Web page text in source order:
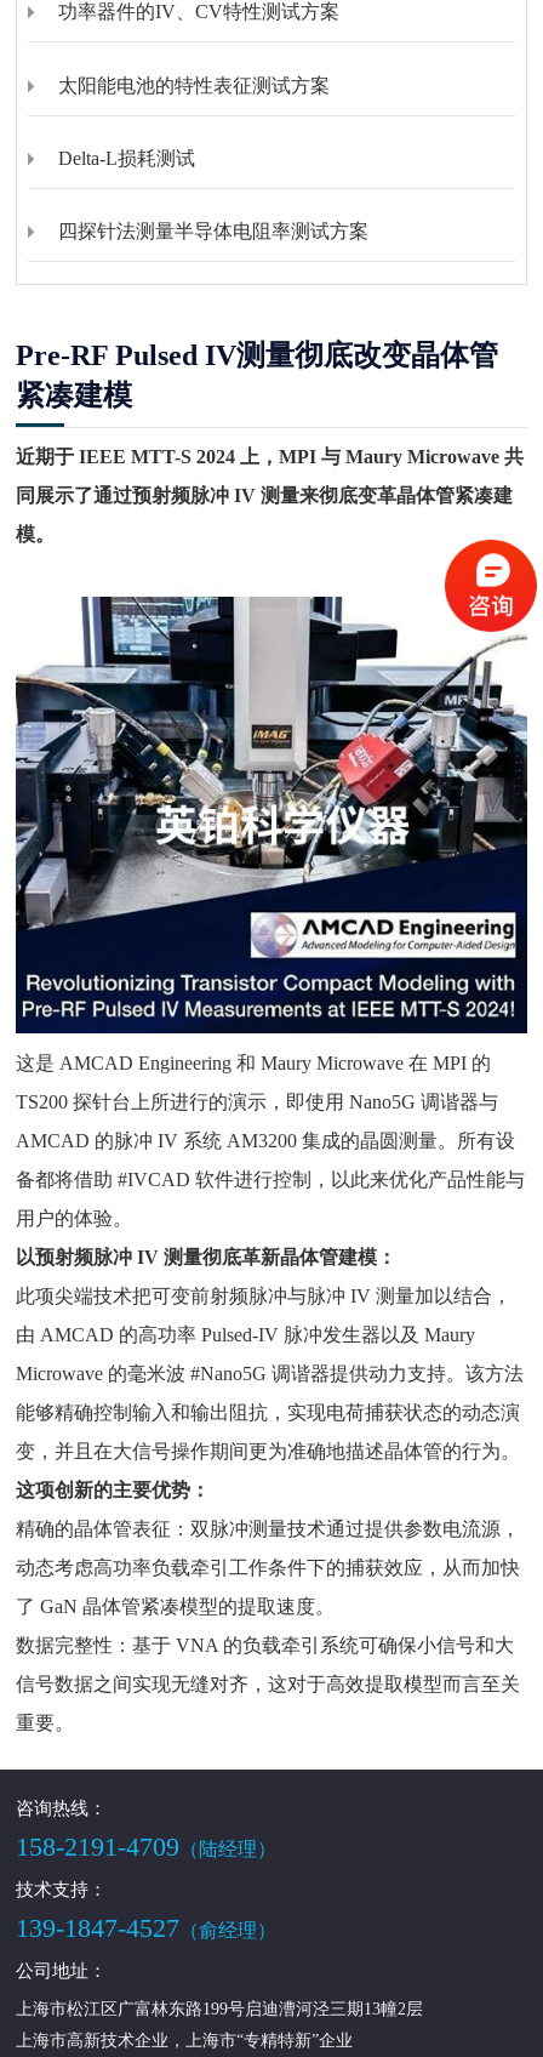
功率器件的IV、CV特性测试方案
太阳能电池的特性表征测试方案
Delta-L损耗测试
四探针法测量半导体电阻率测试方案
Pre-RF Pulsed IV测量彻底改变晶体管
紧凑建模
近期于 IEEE MTT-S 2024 上，MPI 与 Maury Microwave 共
同展示了通过预射频脉冲 IV 测量来彻底变革晶体管紧凑建
模。
这是 AMCAD Engineering 和 Maury Microwave 在 MPI 的
TS200 探针台上所进行的演示，即使用 Nano5G 调谐器与
AMCAD 的脉冲 IV 系统 AM3200 集成的晶圆测量。所有设
备都将借助 #IVCAD 软件进行控制，以此来优化产品性能与
用户的体验。
以预射频脉冲 IV 测量彻底革新晶体管建模：
此项尖端技术把可变前射频脉冲与脉冲 IV 测量加以结合，
由 AMCAD 的高功率 Pulsed-IV 脉冲发生器以及 Maury
Microwave 的毫米波 #Nano5G 调谐器提供动力支持。该方法
能够精确控制输入和输出阻抗，实现电荷捕获状态的动态演
变，并且在大信号操作期间更为准确地描述晶体管的行为。
这项创新的主要优势：
精确的晶体管表征：双脉冲测量技术通过提供参数电流源，
动态考虑高功率负载牵引工作条件下的捕获效应，从而加快
了 GaN 晶体管紧凑模型的提取速度。
数据完整性：基于 VNA 的负载牵引系统可确保小信号和大
信号数据之间实现无缝对齐，这对于高效提取模型而言至关
重要。
咨询热线：
158-2191-4709 （陆经理）
技术支持：
139-1847-4527 （俞经理）
公司地址：
上海市松江区广富林东路199号启迪漕河泾三期13幢2层
上海市高新技术企业，上海市“专精特新”企业